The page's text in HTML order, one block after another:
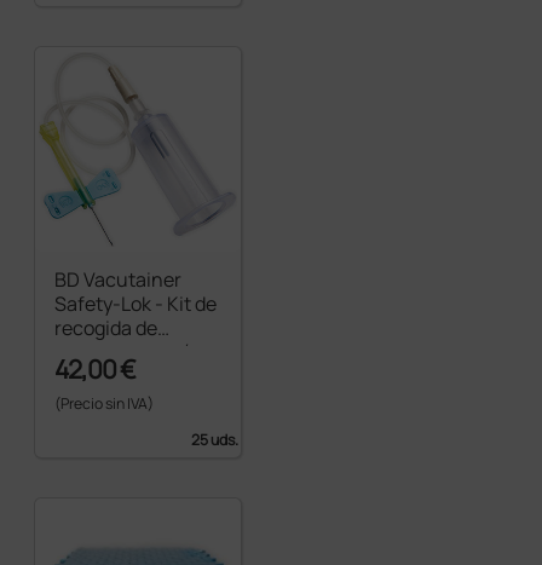
BD Vacutainer
Safety-Lok - Kit de
recogida de
sangre por vacío
con tubo 23G
0,75×19 mm - azul
42,00 €
(Precio sin IVA)
25 uds.